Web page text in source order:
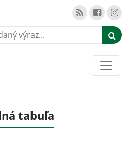
výraz...
tabuľa